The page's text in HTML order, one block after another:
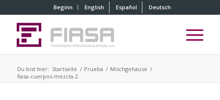
Beginn English Español Deutsch
Du bist hier: Startseite / Prueba / Mischgehäuse /
fiasa-cuerpos-mezcla-2